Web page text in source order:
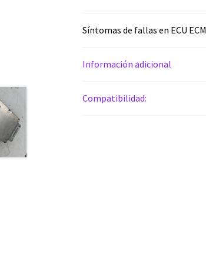
Síntomas de fallas en ECU ECM
Información adicional
Compatibilidad: